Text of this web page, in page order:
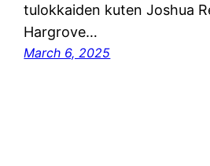
tulokkaiden kuten Joshua
Hargrove…
March 6, 2025